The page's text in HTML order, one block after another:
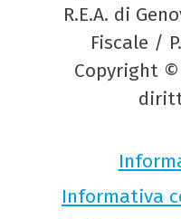
R.E.A. di
Fiscale /
Copyright ©
Informativa